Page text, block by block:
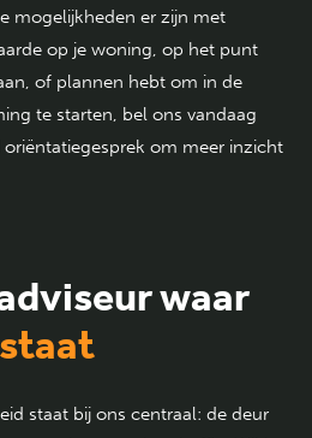
mogelijkheden er zijn met
op je woning, op het punt
of plannen hebt om in de
te starten, bel ons vandaag
om meer inzicht
waar
staat bij ons centraal: de deur